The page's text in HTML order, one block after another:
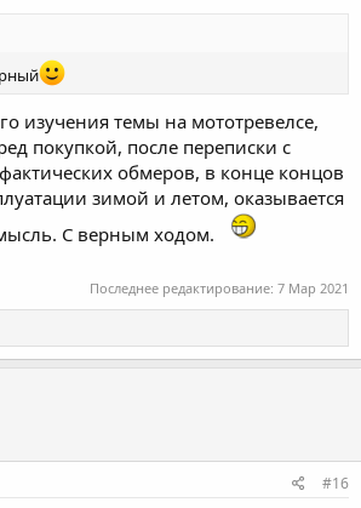
изучения темы на мототревелсе,
покупкой, после переписки с
обмеров, в конце концов
зимой и летом, оказывается
С верным ходом.
Последнее редактирование: 7 Мар 2021
#16